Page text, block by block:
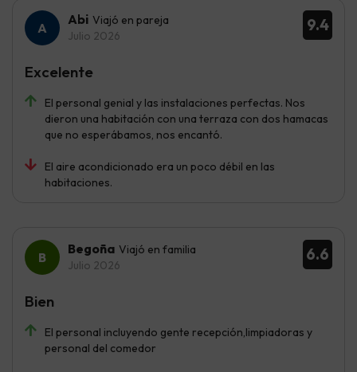
9.4
Abi Viajó en pareja
Julio 2026
El personal genial y las instalaciones perfectas. Nos
dieron una habitación con una terraza con dos hamacas
que no esperábamos, nos encantó.
El aire acondicionado era un poco débil en las
habitaciones.
Excelente
6.6
Begoña Viajó en familia
Julio 2026
El personal incluyendo gente recepción,limpiadoras y
personal del comedor
Bien